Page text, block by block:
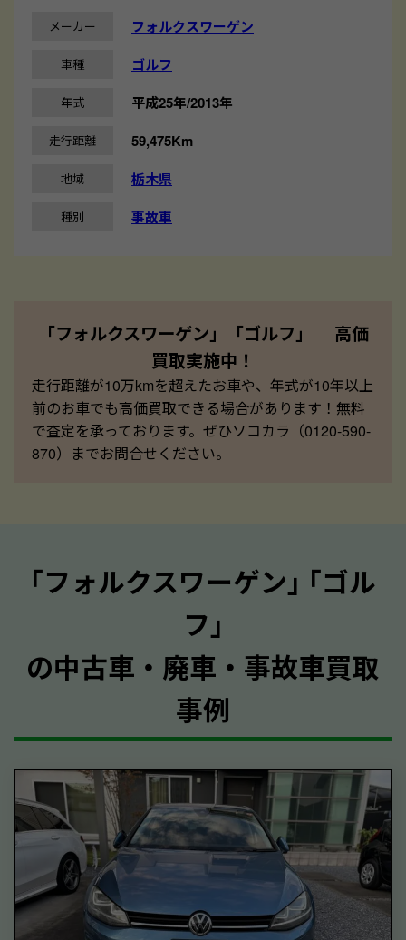
メーカー フォルクスワーゲン
車種 ゴルフ
年式 平成25年/2013年
走行距離 59,475Km
地域 栃木県
種別 事故車
「フォルクスワーゲン」「ゴルフ」 高価
買取実施中！
走行距離が10万kmを超えたお車や、年式が10年以上
前のお車でも高価買取できる場合があります！無料
で査定を承っております。ぜひソコカラ（0120-590-
870）までお問合せください。
｢フォルクスワーゲン｣ ｢ゴル
フ｣
の中古車・廃車・事故車買取
事例